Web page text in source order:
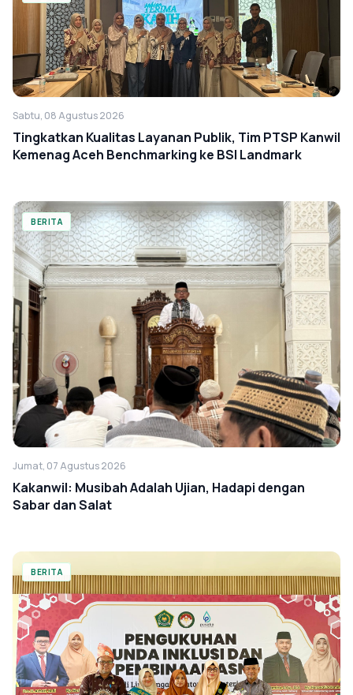
Sabtu, 08 Agustus 2026
Tingkatkan Kualitas Layanan Publik, Tim PTSP Kanwil
Kemenag Aceh Benchmarking ke BSI Landmark
BERITA
Jumat, 07 Agustus 2026
Kakanwil: Musibah Adalah Ujian, Hadapi dengan
Sabar dan Salat
BERITA